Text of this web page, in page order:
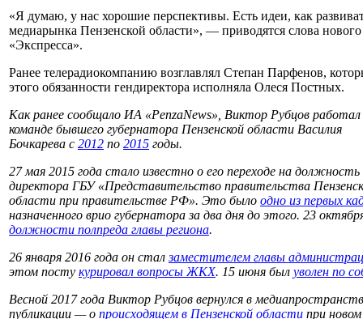
«Я думаю, у нас хорошие перспективы. Есть идеи, как
медиарынка Пензенской области», — приводятся слова нового
«Экспресса».
Ранее телерадиокомпанию возглавлял Степан Парфенов,
этого обязанности гендиректора исполняла Олеся Постных.
Как ранее сообщало ИА «PenzaNews», Виктор Рубцов работал
команде бывшего губернатора Пензенской области Василия
Бочкарева с 2012 по 2015 годы.
27 мая 2015 года стало известно о его переходе на должность
директора ГБУ «Представительство правительства
области при правительстве РФ». Это было одно из первых
назначенного врио губернатора за два дня до этого. 23
должности полпреда главы региона.
26 января 2016 года он сталзаместителем главы
этом посту курировал вопросы ЖКХ. 15 июня был уволен по
Весной 2017 года Виктор Рубцов вернулся в
публикации — о происходящем в Пензенской области при